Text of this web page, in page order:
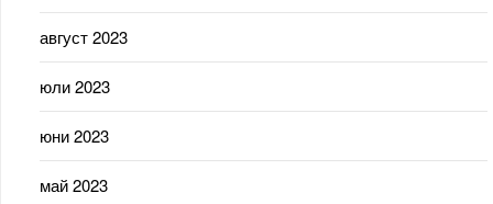
август 2023
юли 2023
юни 2023
май 2023